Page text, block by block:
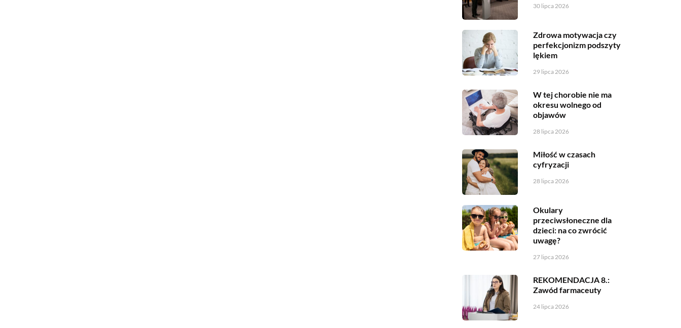
30 lipca 2026
Zdrowa motywacja czy
perfekcjonizm podszyty
lękiem
29 lipca 2026
W tej chorobie nie ma
okresu wolnego od
objawów
28 lipca 2026
Miłość w czasach
cyfryzacji
28 lipca 2026
Okulary
przeciwsłoneczne dla
dzieci: na co zwrócić
uwagę?
27 lipca 2026
REKOMENDACJA 8.:
Zawód farmaceuty
24 lipca 2026